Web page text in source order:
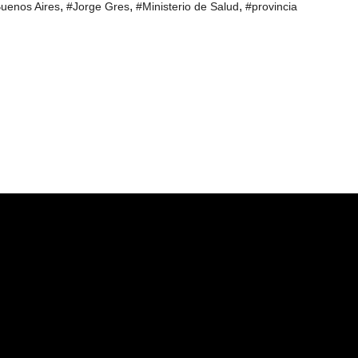
Aires, #Jorge Gres, #Ministerio de Salud, #provincia